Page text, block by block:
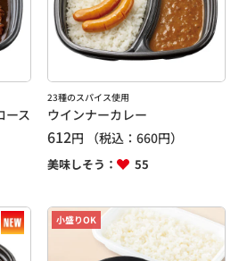
ース
23種のスパイス使用
ウインナーカレー
612円 （税込：660円）
美味しそう： 55
小盛りOK